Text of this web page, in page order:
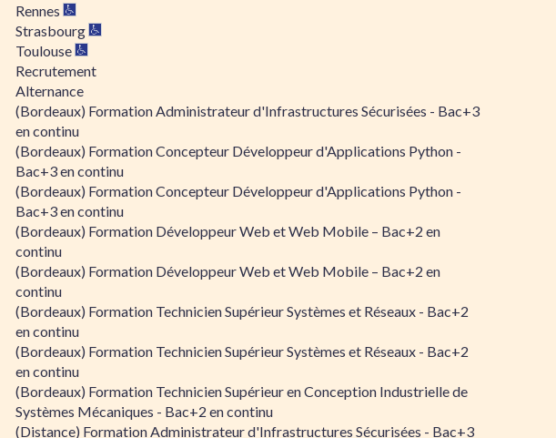
Rennes
Strasbourg
Toulouse
Recrutement
Alternance
(Bordeaux) Formation Administrateur d'Infrastructures Sécurisées - Bac+3
en continu
(Bordeaux) Formation Concepteur Développeur d'Applications Python -
Bac+3 en continu
(Bordeaux) Formation Concepteur Développeur d'Applications Python -
Bac+3 en continu
(Bordeaux) Formation Développeur Web et Web Mobile – Bac+2 en
continu
(Bordeaux) Formation Développeur Web et Web Mobile – Bac+2 en
continu
(Bordeaux) Formation Technicien Supérieur Systèmes et Réseaux - Bac+2
en continu
(Bordeaux) Formation Technicien Supérieur Systèmes et Réseaux - Bac+2
en continu
(Bordeaux) Formation Technicien Supérieur en Conception Industrielle de
Systèmes Mécaniques - Bac+2 en continu
(Distance) Formation Administrateur d'Infrastructures Sécurisées - Bac+3